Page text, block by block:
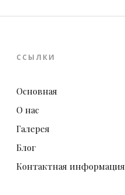
ССЫЛКИ
Основная
О нас
Галерея
Блог
Контактная информация